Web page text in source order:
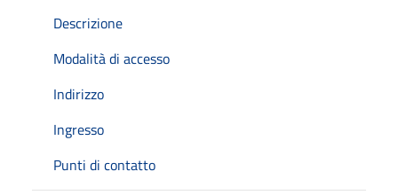
Descrizione
Modalità di accesso
Indirizzo
Ingresso
Punti di contatto